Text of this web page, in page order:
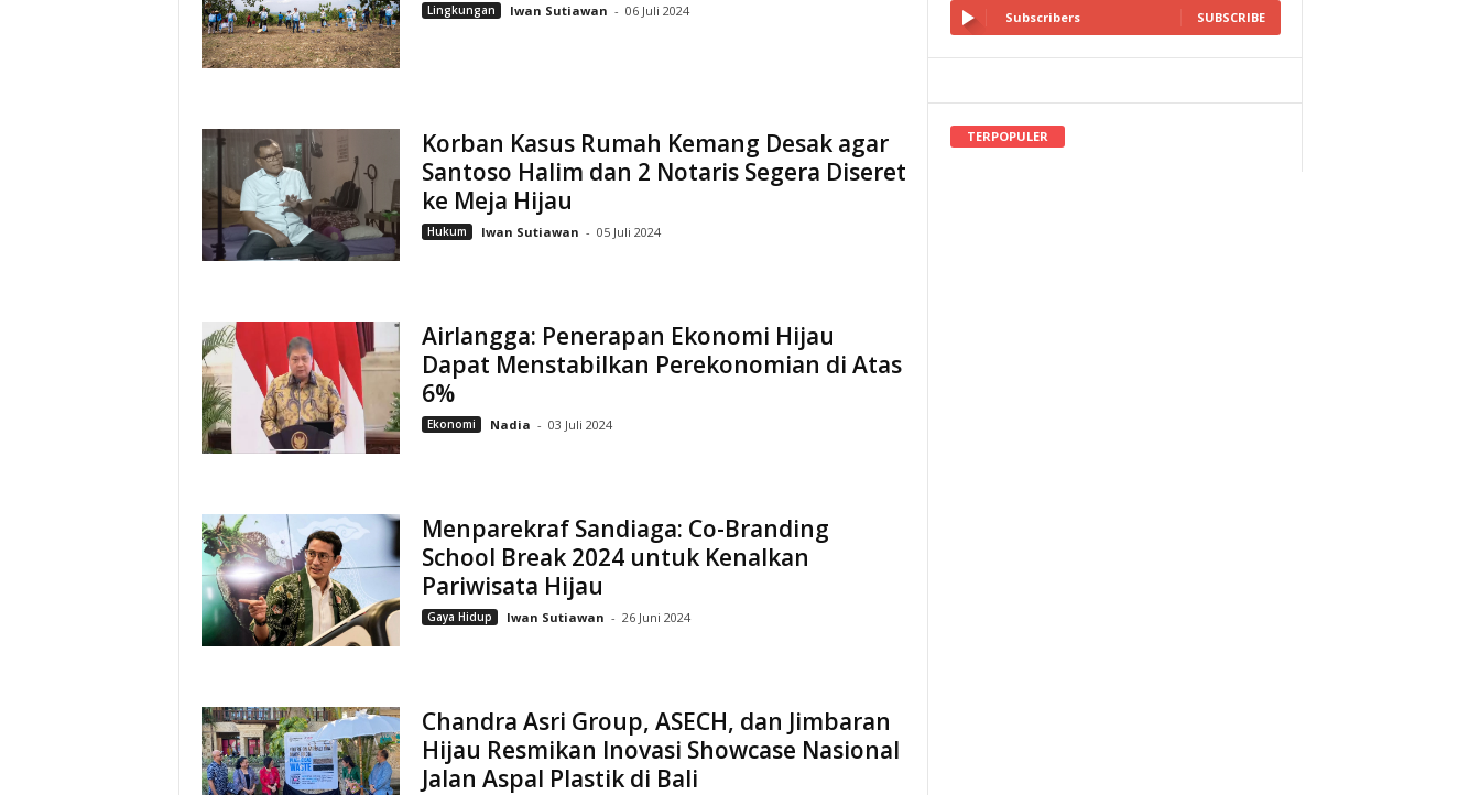
Lingkungan Iwan Sutiawan - 06 Juli 2024
Korban Kasus Rumah Kemang Desak agar
Santoso Halim dan 2 Notaris Segera Diseret
ke Meja Hijau
Hukum Iwan Sutiawan - 05 Juli 2024
Airlangga: Penerapan Ekonomi Hijau
Dapat Menstabilkan Perekonomian di Atas
6%
Ekonomi Nadia - 03 Juli 2024
Menparekraf Sandiaga: Co-Branding
School Break 2024 untuk Kenalkan
Pariwisata Hijau
Gaya Hidup Iwan Sutiawan - 26 Juni 2024
Chandra Asri Group, ASECH, dan Jimbaran
Hijau Resmikan Inovasi Showcase Nasional
Jalan Aspal Plastik di Bali
Subscribers SUBSCRIBE
TERPOPULER